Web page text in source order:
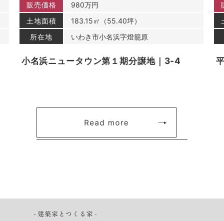
販売価格
980万円
土地面積
183.15㎡（55.40坪）
所在地
いわき市小名浜字燈籠原
小名浜ニュータウン第１期分譲地｜3-4